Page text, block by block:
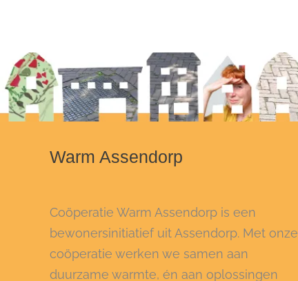
Warm Assendorp
Coöperatie Warm Assendorp is een
bewonersinitiatief uit Assendorp. Met onze
coöperatie werken we samen aan
duurzame warmte, én aan oplossingen